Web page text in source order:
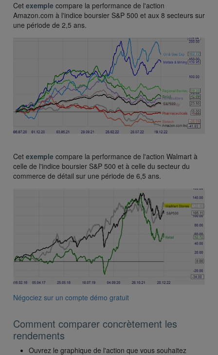
Cet exemple compare la performance de l'action
Amazon.com à l'indice boursier S&P 500 et aux 8 secteurs sur
une période de 2,5 ans.
Cet exemple compare la performance de l'action Walmart à
celle de l'indice boursier S&P 500 et à celle du secteur du
commerce de détail sur une période de 6,5 ans.
Négociez sur un compte démo gratuit
Comment comparer concrètement les
rendements
Ouvrez le graphique de l'action que vous souhaitez